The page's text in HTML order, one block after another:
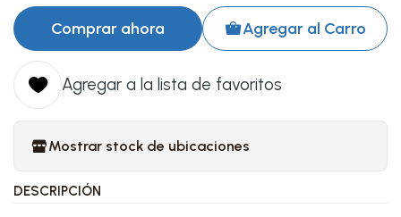
Agregar al Carro
Comprar ahora
Agregar a la lista de favoritos
Mostrar stock de ubicaciones
DESCRIPCIÓN